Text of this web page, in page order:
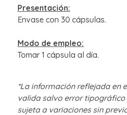
Presentación:
Envase con 30 cápsulas.
Modo de empleo:
Tomar 1 cápsula al día.
*La información reflejada en
valida salvo error tipográfico
sujeta a variaciones sin